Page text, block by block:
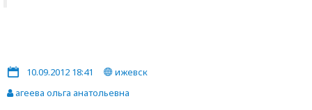
10.09.2012 18:41
ижевск
агеева ольга анатольевна